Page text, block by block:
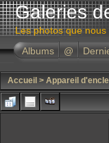
Galeries
Les photos que
Albums
@
Accueil > Appareil